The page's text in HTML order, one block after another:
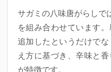
サガミの八味唐がらしで
を組み合わせています
追加したというだけでな
え方に基づき、辛味と
が特徴です。